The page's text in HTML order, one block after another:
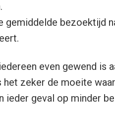
gemiddelde bezoektijd
even gewend is
zeker de moeite
ieder geval op minder